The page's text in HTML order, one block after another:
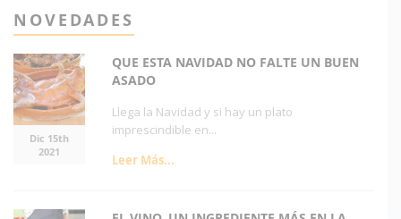
NOVEDADES
Dic 15th
2021
QUE ESTA NAVIDAD NO FALTE UN BUEN
ASADO
Llega la Navidad y si hay un plato
imprescindible en...
Leer Más...